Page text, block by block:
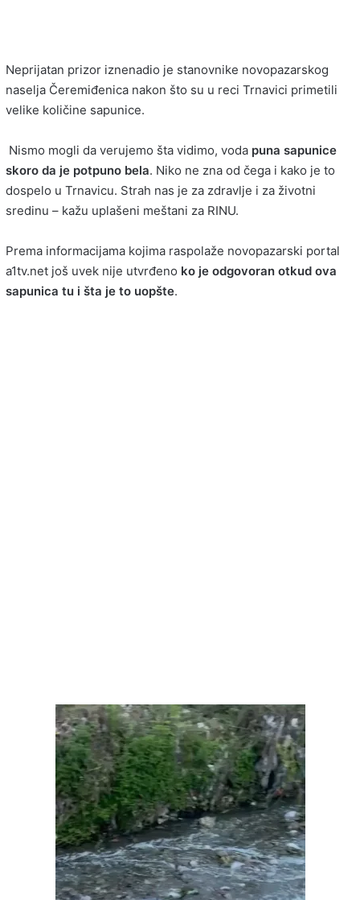
Neprijatan prizor iznenadio je stanovnike novopazarskog
naselja Čeremiđenica nakon što su u reci Trnavici primetili
velike količine sapunice.
Nismo mogli da verujemo šta vidimo, voda puna sapunice
skoro da je potpuno bela. Niko ne zna od čega i kako je to
dospelo u Trnavicu. Strah nas je za zdravlje i za životni
sredinu – kažu uplašeni meštani za RINU.
Prema informacijama kojima raspolaže novopazarski portal
a1tv.net još uvek nije utvrđeno ko je odgovoran otkud ova
sapunica tu i šta je to uopšte.